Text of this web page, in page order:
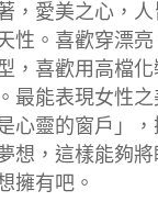
，愛美之心，
性。喜歡穿漂
，喜歡用高檔
最能表現女性之
心靈的窗戶」
想，這樣能夠
擁有吧。